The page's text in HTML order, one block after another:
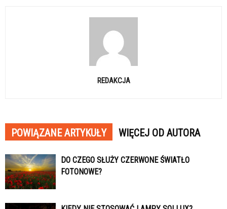
REDAKCJA
POWIĄZANE ARTYKUŁY WIĘCEJ OD AUTORA
DO CZEGO SŁUŻY CZERWONE ŚWIATŁO
FOTONOWE?